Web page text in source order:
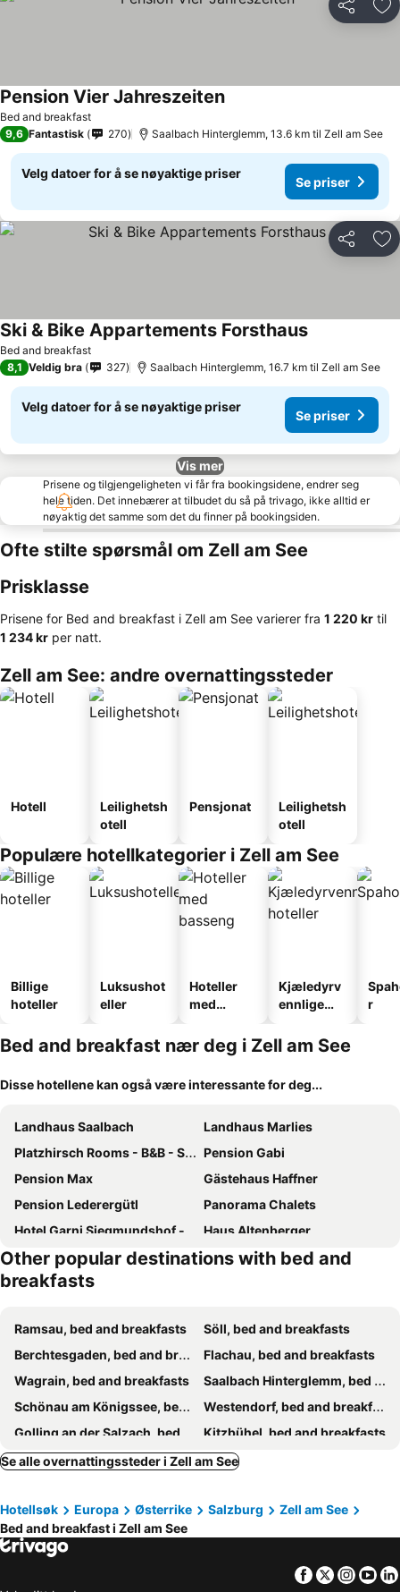
Del
Bed and breakfast
Pension Vier Jahreszeiten
9,6 Fantastisk 270 Saalbach Hinterglemm, 13.6 km til Zell am See
Velg datoer for å se nøyaktige priser
Se priser
Del
Bed and breakfast
Ski & Bike Appartements Forsthaus
8,1 Veldig bra 327 Saalbach Hinterglemm, 16.7 km til Zell am See
Velg datoer for å se nøyaktige priser
Se priser
Vis mer
Prisene og tilgjengeligheten vi får fra bookingsidene, endrer seg
hele tiden. Det innebærer at tilbudet du så på trivago, ikke alltid er
nøyaktig det samme som det du finner på bookingsiden.
Ofte stilte spørsmål om Zell am See
Prisklasse
Prisene for Bed and breakfast i Zell am See varierer fra ‎1 220 kr til
‎1 234 kr per natt.
Zell am See: andre overnattingssteder
Hotell
Leilighetsh
otell
Pensjonat
Leilighetsh
otell
Populære hotellkategorier i Zell am See
Billige
hoteller
Luksushot
eller
Hoteller
med
Kjæledyrv
ennlige
r
Bed and breakfast nær deg i Zell am See
Disse hotellene kan også være interessante for deg...
Landhaus Saalbach
Landhaus Marlies
Platzhirsch Rooms - B&B - SELF CHECK-IN
Pension Gabi
Pension Max
Gästehaus Haffner
Pension Lederergütl
Panorama Chalets
Hotel Garni Siegmundshof - inclusive Joker Card im Sommer
Haus Altenberger
Katharina's Sleepover - Budget Holiday Home
Pension Tyrol Maria Alm
Casa Montana
Ski & Bike Appartements Forsthaus
Other popular destinations with bed and
breakfasts
Ramsau, bed and breakfasts
Söll, bed and breakfasts
Berchtesgaden, bed and breakfasts
Flachau, bed and breakfasts
Wagrain, bed and breakfasts
Saalbach Hinterglemm, bed and breakfasts
Schönau am Königssee, bed and breakfasts
Westendorf, bed and breakfasts
Golling an der Salzach, bed and breakfasts
Kitzbühel, bed and breakfasts
Kaprun, bed and breakfasts
Bruck an der Großglocknerstraße, bed and breakfasts
Heiligenblut, bed and breakfasts
Mittersill, bed and breakfasts
Werfen, bed and breakfasts
Großarl, bed and breakfasts
Piesendorf, bed and breakfasts
Sankt Martin bei Lofer, bed and breakfasts
Brixen im Thale, bed and breakfasts
Se alle overnattingssteder i Zell am See
Hotellsøk Europa Østerrike Salzburg
Zell am See
Bed and breakfast i Zell am See
Facebook
Twitter